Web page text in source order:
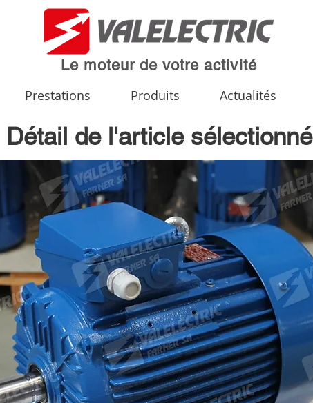
Le moteur de votre activité
Prestations Produits Actualités
Détail de l'article sélectionné